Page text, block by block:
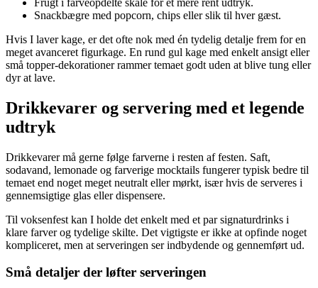
Frugt i farveopdelte skåle for et mere rent udtryk.
Snackbægre med popcorn, chips eller slik til hver gæst.
Hvis I laver kage, er det ofte nok med én tydelig detalje frem for en
meget avanceret figurkage. En rund gul kage med enkelt ansigt eller
små topper-dekorationer rammer temaet godt uden at blive tung eller
dyr at lave.
Drikkevarer og servering med et legende
udtryk
Drikkevarer må gerne følge farverne i resten af festen. Saft,
sodavand, lemonade og farverige mocktails fungerer typisk bedre til
temaet end noget meget neutralt eller mørkt, især hvis de serveres i
gennemsigtige glas eller dispensere.
Til voksenfest kan I holde det enkelt med et par signaturdrinks i
klare farver og tydelige skilte. Det vigtigste er ikke at opfinde noget
kompliceret, men at serveringen ser indbydende og gennemført ud.
Små detaljer der løfter serveringen